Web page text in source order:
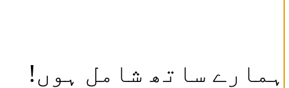
ہمارے ساتھ شامل ہوں!